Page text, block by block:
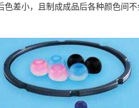
差小，且制成成品后各种颜色间不